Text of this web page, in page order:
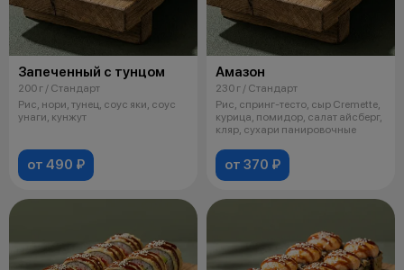
Запеченный с тунцом
200 г / Стандарт
Рис, нори, тунец, соус яки, соус
унаги, кунжут
от 490 ₽
Амазон
230 г / Стандарт
Рис, спринг-тесто, сыр Cremette,
курица, помидор, салат айсберг,
кляр, сухари панировочные
от 370 ₽